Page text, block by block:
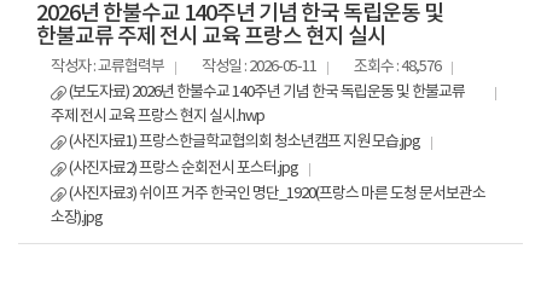
2026년 한불수교 140주년 기념 한국 독립운동 및
한불교류 주제 전시 교육 프랑스 현지 실시
작성자 : 교류협력부 작성일 : 2026-05-11
조회수 : 48,576
(보도자료) 2026년 한불수교 140주년 기념 한국 독립운동 및 한불교류
주제 전시 교육 프랑스 현지 실시.hwp
(사진자료1) 프랑스한글학교협의회 청소년캠프 지원 모습.jpg
(사진자료2) 프랑스 순회전시 포스터.jpg
(사진자료3) 쉬이프 거주 한국인 명단_1920(프랑스 마른 도청 문서보관소
소장).jpg